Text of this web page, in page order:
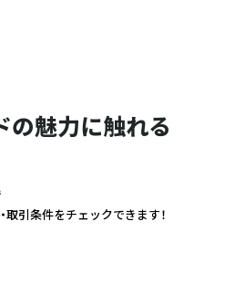
の魅力に触れる
取引条件をチェックできます！